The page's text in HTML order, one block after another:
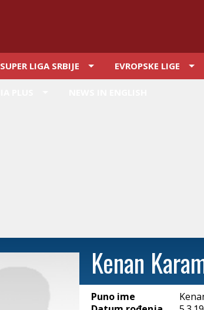
SUPER LIGA SRBIJE EVROPSKE LIGE
Kenan
Puno ime